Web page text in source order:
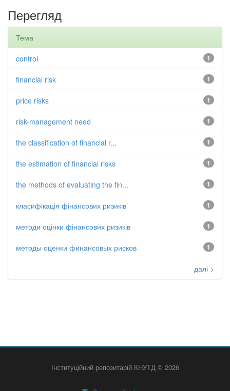
Перегляд
Тема
1
control
1
financial risk
1
price risks
1
risk-management need
1
the classification of financial r...
1
the estimation of financial risks
1
the methods of evaluating the fin...
1
класифікація фінансових ризиків
1
методи оцінки фінансових ризиків
1
методы оценки финансовых рисков
далі >
Інституційний репозитарій КНУТД © 2026